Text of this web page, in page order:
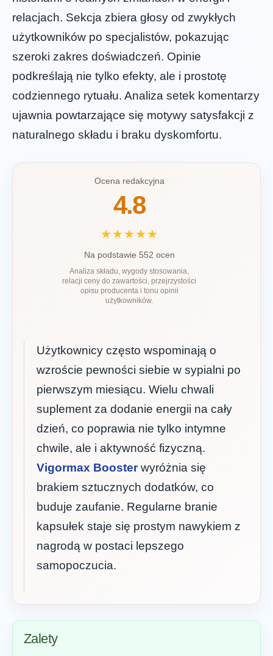
relacjach. Sekcja zbiera głosy od zwykłych
użytkowników po specjalistów, pokazując
szeroki zakres doświadczeń. Opinie
podkreślają nie tylko efekty, ale i prostotę
codziennego rytuału. Analiza setek komentarzy
ujawnia powtarzające się motywy satysfakcji z
naturalnego składu i braku dyskomfortu.
Ocena redakcyjna
4.8
★★★★★
Na podstawie 552 ocen
Analiza składu, wygody stosowania,
relacji ceny do zawartości, przejrzystości
opisu producenta i tonu opinii
użytkowników.
Użytkownicy często wspominają o
wzroście pewności siebie w sypialni po
pierwszym miesiącu. Wielu chwali
suplement za dodanie energii na cały
dzień, co poprawia nie tylko intymne
chwile, ale i aktywność fizyczną.
Vigormax Boosterwyróżnia się
brakiem sztucznych dodatków, co
buduje zaufanie. Regularne branie
kapsułek staje się prostym nawykiem z
nagrodą w postaci lepszego
samopoczucia.
Zalety